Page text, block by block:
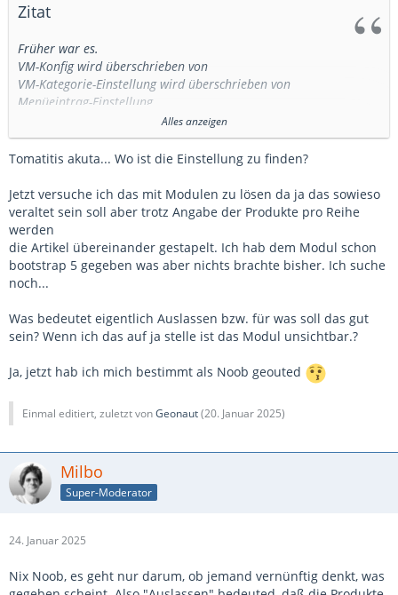
Zitat
Früher war es.
VM-Konfig wird überschrieben von
VM-Kategorie-Einstellung wird überschrieben von
Menüeintrag-Einstellung.
Jetzt müsste es sein:
VM-Konfig wird überschrieben von
VM-Kategorie-Einstellung.
Alles anzeigen
Tomatitis akuta... Wo ist die Einstellung zu finden?
Jetzt versuche ich das mit Modulen zu lösen da ja das sowieso
veraltet sein soll aber trotz Angabe der Produkte pro Reihe
werden
die Artikel übereinander gestapelt. Ich hab dem Modul schon
bootstrap 5 gegeben was aber nichts brachte bisher. Ich suche
noch...
Was bedeutet eigentlich Auslassen bzw. für was soll das gut
sein? Wenn ich das auf ja stelle ist das Modul unsichtbar.?
Ja, jetzt hab ich mich bestimmt als Noob geouted
Einmal editiert, zuletzt vonGeonaut(20. Januar 2025)
Milbo
Super-Moderator
24. Januar 2025
Nix Noob, es geht nur darum, ob jemand vernünftig denkt, was